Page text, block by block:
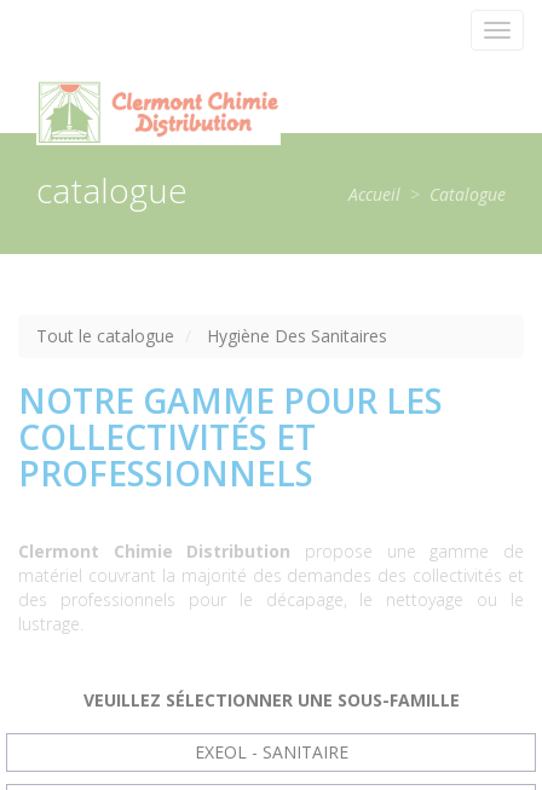
catalogue Accueil > Catalogue
Tout le catalogue Hygiène Des Sanitaires
NOTRE GAMME POUR LES
COLLECTIVITÉS ET
PROFESSIONNELS
Clermont Chimie Distribution propose une gamme de
matériel couvrant la majorité des demandes des collectivités et
des professionnels pour le décapage, le nettoyage ou le
lustrage.
VEUILLEZ SÉLECTIONNER UNE SOUS-FAMILLE
EXEOL - SANITAIRE